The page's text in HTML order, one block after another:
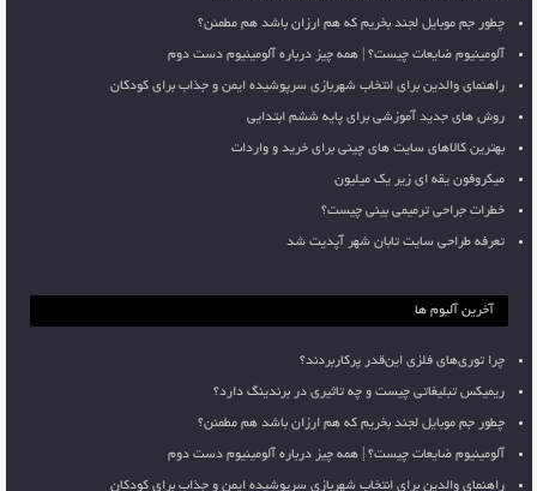
چطور جم موبایل لجند بخریم که هم ارزان باشد هم مطمئن؟
آلومینیوم ضایعات چیست؟ | همه چیز درباره آلومینیوم دست دوم
راهنمای والدین برای انتخاب شهربازی سرپوشیده ایمن و جذاب برای کودکان
روش های جدید آموزشی برای پایه ششم ابتدایی
بهترین کالاهای سایت های چینی برای خرید و واردات
میکروفون یقه ای زیر یک میلیون
خطرات جراحی ترمیمی بینی چیست؟
تعرفه طراحی سایت تابان شهر آپدیت شد
آخرین آلبوم ها
چرا توری‌های فلزی این‌قدر پرکاربردند؟
ریمیکس تبلیغاتی چیست و چه تاثیری در برندینگ دارد؟
چطور جم موبایل لجند بخریم که هم ارزان باشد هم مطمئن؟
آلومینیوم ضایعات چیست؟ | همه چیز درباره آلومینیوم دست دوم
راهنمای والدین برای انتخاب شهربازی سرپوشیده ایمن و جذاب برای کودکان